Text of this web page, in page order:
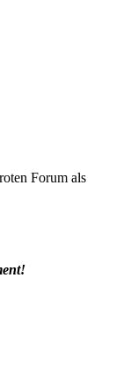
Forum als